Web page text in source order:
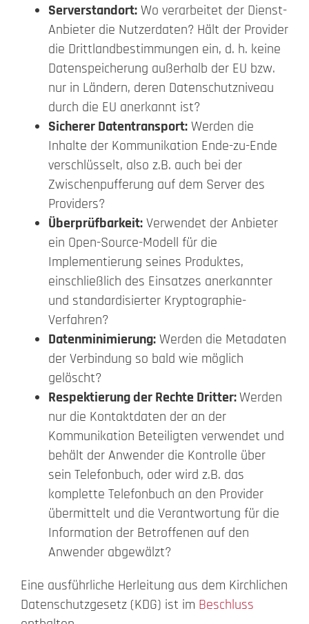
Serverstandort:Wo verarbeitet der Dienst-
Anbieter die Nutzerdaten? Hält der Provider
die Drittlandbestimmungen ein, d. h. keine
Datenspeicherung außerhalb der EU bzw.
nur in Ländern, deren Datenschutzniveau
durch die EU anerkannt ist?
Sicherer Datentransport:Werden die
Inhalte der Kommunikation Ende-zu-Ende
verschlüsselt, also z.B. auch bei der
Zwischenpufferung auf dem Server des
Providers?
Überprüfbarkeit:Verwendet der Anbieter
ein Open-Source-Modell für die
Implementierung seines Produktes,
einschließlich des Einsatzes anerkannter
und standardisierter Kryptographie-
Verfahren?
Datenminimierung:Werden die Metadaten
der Verbindung so bald wie möglich
gelöscht?
Respektierung der Rechte Dritter:Werden
nur die Kontaktdaten der an der
Kommunikation Beteiligten verwendet und
behält der Anwender die Kontrolle über
sein Telefonbuch, oder wird z.B. das
komplette Telefonbuch an den Provider
übermittelt und die Verantwortung für die
Information der Betroffenen auf den
Anwender abgewälzt?
Eine ausführliche Herleitung aus dem Kirchlichen
Datenschutzgesetz (KDG) ist im Beschluss